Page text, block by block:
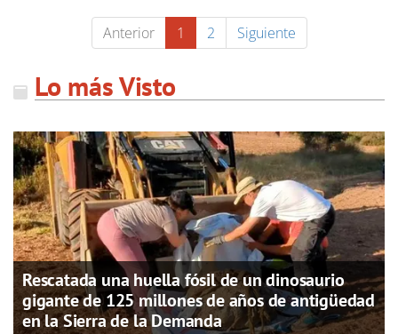
Anterior 1 2 Siguiente
Lo más Visto
Rescatada una huella fósil de un dinosaurio
gigante de 125 millones de años de antigüedad
en la Sierra de la Demanda